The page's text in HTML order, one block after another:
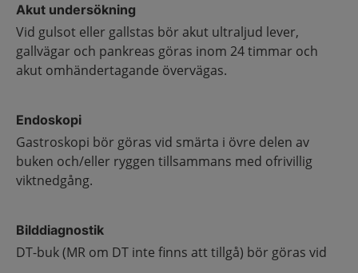
Akut undersökning
Vid gulsot eller gallstas bör akut ultraljud lever,
gallvägar och pankreas göras inom 24 timmar och
akut omhändertagande övervägas.
Endoskopi
Gastroskopi bör göras vid smärta i övre delen av
buken och/eller ryggen tillsammans med ofrivillig
viktnedgång.
Bilddiagnostik
DT-buk (MR om DT inte finns att tillgå) bör göras vid